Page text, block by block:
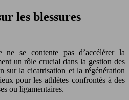
les blessures
ne se contente pas d’accélérer la
un rôle crucial dans la gestion des
sur la cicatrisation et la régénération
pour les athlètes confrontés à des
ou ligamentaires.